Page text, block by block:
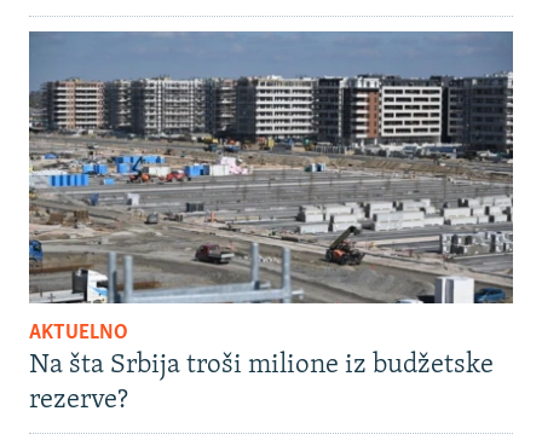
AKTUELNO
Na šta Srbija troši milione iz budžetske
rezerve?